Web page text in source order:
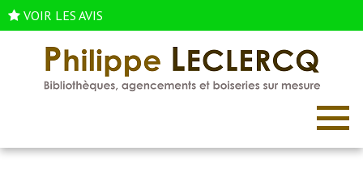
VOIR LES AVIS